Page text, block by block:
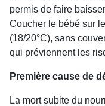
permis de faire
Coucher le bébé sur
(18/20°C), sans
qui préviennent les
Première cause de
La mort subite du